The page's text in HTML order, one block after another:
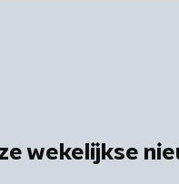
wekelijkse